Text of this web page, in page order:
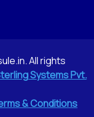
All rights
Systems Pvt.
& Conditions